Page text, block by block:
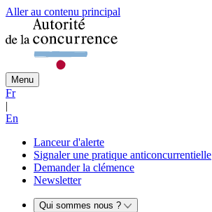
Aller au contenu principal
Menu
Fr
|
En
Lanceur d'alerte
Signaler une pratique anticoncurrentielle
Demander la clémence
Newsletter
Qui sommes nous ?